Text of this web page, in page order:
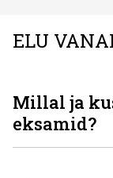
ELU
Millal ja
eksamid?